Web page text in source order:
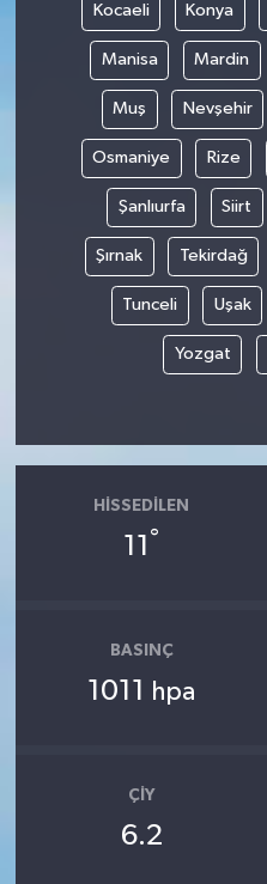
Kocaeli Konya
Manisa Mardin
Muş Nevşehir
Osmaniye Rize
Şanlıurfa Siirt
Şırnak Tekirdağ
Tunceli Uşak
Yozgat
HISSEDILEN
11 °
BASINÇ
1011 hpa
ÇIY
6.2